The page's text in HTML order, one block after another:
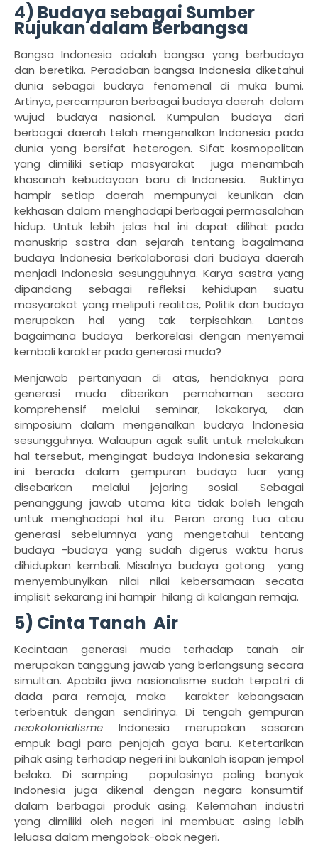
4) Budaya sebagai Sumber
Rujukan dalam Berbangsa
Bangsa Indonesia adalah bangsa yang berbudaya
dan beretika. Peradaban bangsa Indonesia diketahui
dunia sebagai budaya fenomenal di muka bumi.
Artinya, percampuran berbagai budaya daerah dalam
wujud budaya nasional. Kumpulan budaya dari
berbagai daerah telah mengenalkan Indonesia pada
dunia yang bersifat heterogen. Sifat kosmopolitan
yang dimiliki setiap masyarakat
juga menambah
khasanah kebudayaan baru di Indonesia.
Buktinya
hampir setiap daerah mempunyai keunikan dan
kekhasan dalam menghadapi berbagai permasalahan
hidup. Untuk lebih jelas hal ini dapat dilihat pada
manuskrip sastra dan sejarah tentang bagaimana
budaya Indonesia berkolaborasi dari budaya daerah
menjadi Indonesia sesungguhnya. Karya sastra yang
dipandang sebagai refleksi kehidupan suatu
masyarakat yang meliputi realitas, Politik dan budaya
merupakan hal yang tak terpisahkan. Lantas
bagaimana budaya
berkorelasi dengan menyemai
kembali karakter pada generasi muda?
Menjawab pertanyaan di atas, hendaknya para
generasi muda diberikan pemahaman secara
komprehensif melalui seminar, lokakarya, dan
simposium dalam mengenalkan budaya Indonesia
sesungguhnya. Walaupun agak sulit untuk melakukan
hal tersebut, mengingat budaya Indonesia sekarang
ini berada dalam gempuran budaya luar yang
disebarkan melalui jejaring sosial. Sebagai
penanggung jawab utama kita tidak boleh lengah
untuk menghadapi hal itu. Peran orang tua atau
generasi sebelumnya yang mengetahui tentang
budaya -budaya yang sudah digerus waktu harus
dihidupkan kembali. Misalnya budaya gotong
yang
menyembunyikan nilai nilai kebersamaan secata
implisit sekarang ini hampir hilang di kalangan remaja.
5) Cinta Tanah Air
Kecintaan generasi muda terhadap tanah air
merupakan tanggung jawab yang berlangsung secara
simultan. Apabila jiwa nasionalisme sudah terpatri di
dada para remaja, maka
karakter kebangsaan
terbentuk dengan sendirinya. Di tengah gempuran
neokolonialisme Indonesia merupakan sasaran
empuk bagi para penjajah gaya baru. Ketertarikan
pihak asing terhadap negeri ini bukanlah isapan jempol
belaka. Di samping
populasinya paling banyak
Indonesia juga dikenal dengan negara konsumtif
dalam berbagai produk asing. Kelemahan industri
yang dimiliki oleh negeri ini membuat asing lebih
leluasa dalam mengobok-obok negeri.